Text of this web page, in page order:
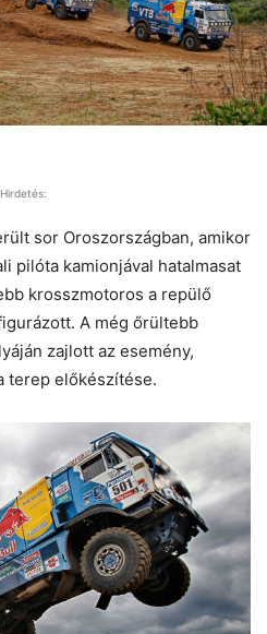
Hirdetés:
sor Oroszországban, amikor
pilóta kamionjával hatalmasat
krosszmotoros a repülő
A még őrültebb
zajlott az esemény,
terep előkészítése.